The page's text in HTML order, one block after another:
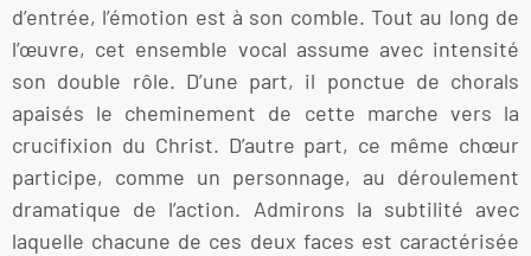
d’entrée, l’émotion est à son comble. Tout au long de
l’œuvre, cet ensemble vocal assume avec intensité
son double rôle. D’une part, il ponctue de chorals
apaisés le cheminement de cette marche vers la
crucifixion du Christ. D’autre part, ce même chœur
participe, comme un personnage, au déroulement
dramatique de l’action. Admirons la subtilité avec
laquelle chacune de ces deux faces est caractérisée